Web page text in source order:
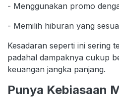
- Menggunakan promo
- Memilih hiburan yang
Kesadaran seperti ini sering
padahal dampaknya cukup
keuangan jangka panjang.
Punya Kebiasaan